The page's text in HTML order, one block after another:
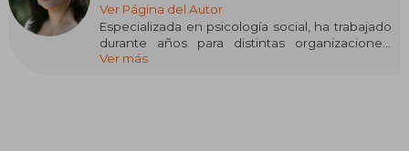
Ver Página del Autor
Especializada en psicología social, ha trabajado
durante años para distintas organizaciones.
Actualmente se dedica a orientar a familias,
Ver más